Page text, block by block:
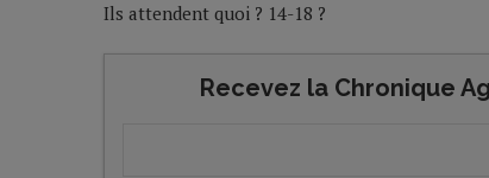
Ils attendent quoi ? 14-18 ?
Recevez la Chronique